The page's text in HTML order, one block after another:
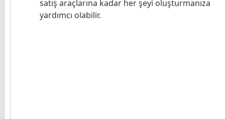
satış araçlarına kadar her şeyi oluşturmanıza
yardımcı olabilir.